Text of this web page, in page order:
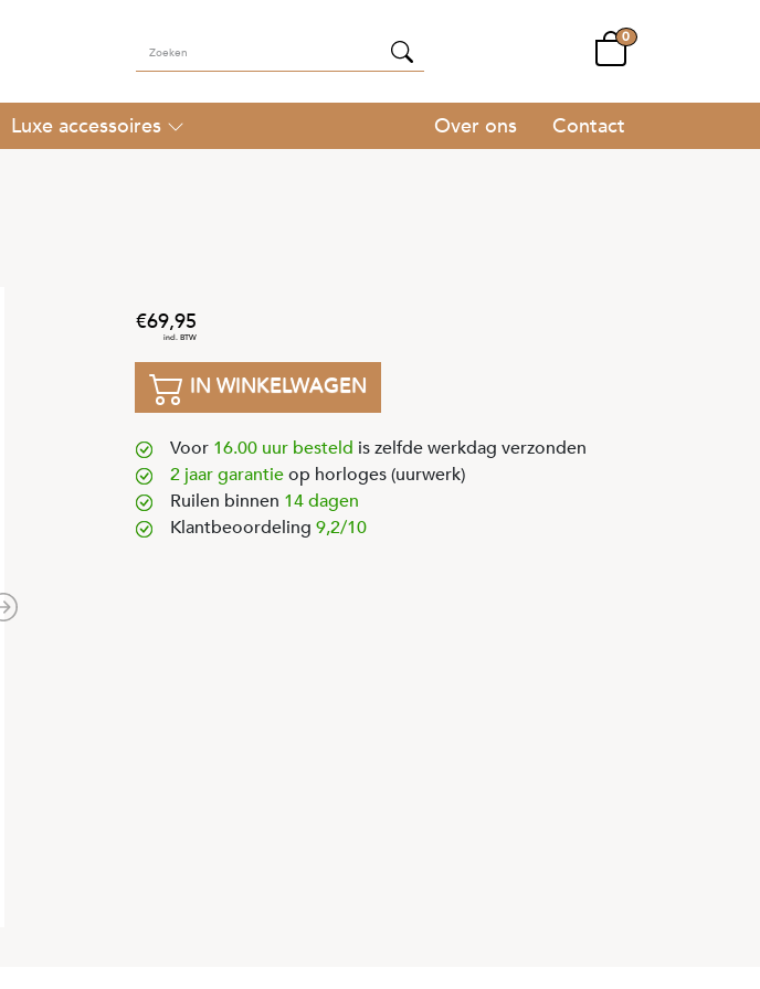
0
Luxe accessoires Over ons Contact
Next
69,95
IN WINKELWAGEN
Voor 16.00 uur besteld is zelfde werkdag verzonden
2 jaar garantieop horloges (uurwerk)
Ruilen binnen 14 dagen
Klantbeoordeling 9,2/10